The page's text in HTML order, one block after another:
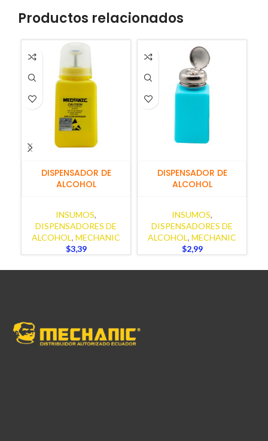
Productos relacionados
DISPENSADOR DE
ALCOHOL
INSUMOS,
DISPENSADORES DE
ALCOHOL, MECHANIC
$3,39
DISPENSADOR DE
ALCOHOL
INSUMOS,
DISPENSADORES DE
ALCOHOL, MECHANIC
$2,99